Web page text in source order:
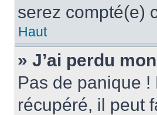
serez compté(e)
Haut
» J’ai perdu
Pas de panique
récupéré, il peut